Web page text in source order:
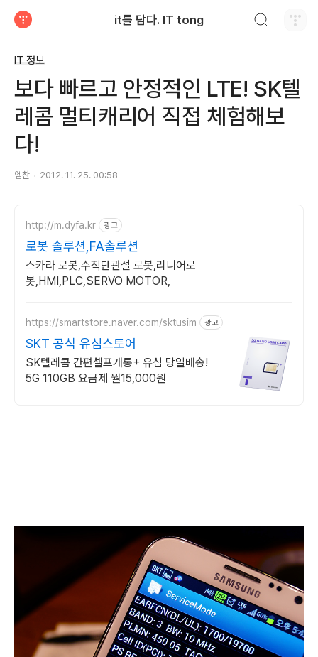
it를 담다. IT tong
IT 정보
보다 빠르고 안정적인 LTE! SK텔
레콤 멀티캐리어 직접 체험해보
다!
엠찬 2012. 11. 25. 00:58
http://m.dyfa.kr 광고
로봇 솔루션,FA솔루션
스카라 로봇,수직단관절 로봇,리니어로
봇,HMI,PLC,SERVO MOTOR,
https://smartstore.naver.com/sktusim 광고
SKT 공식 유심스토어
SK텔레콤 간편셀프개통+ 유심 당일배송!
5G 110GB 요금제 월15,000원